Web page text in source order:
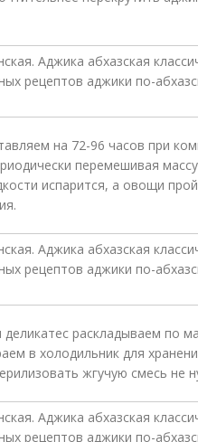
на 72-96 часов при
перемешивая
испарится, а овощи
раскладываем по
в холодильник для
жгучую смесь не